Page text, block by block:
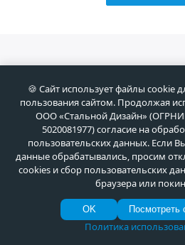
30
🍪 Сайт использует файлы cookie
пользования сайтом. Продолжая
ООО «Стальной Дизайн»
5020081977) согласие на
пользовательских данных. Если
данные обрабатывались, просим
cookies и сбор пользовательских
браузера или
OK Посмотреть
Политика